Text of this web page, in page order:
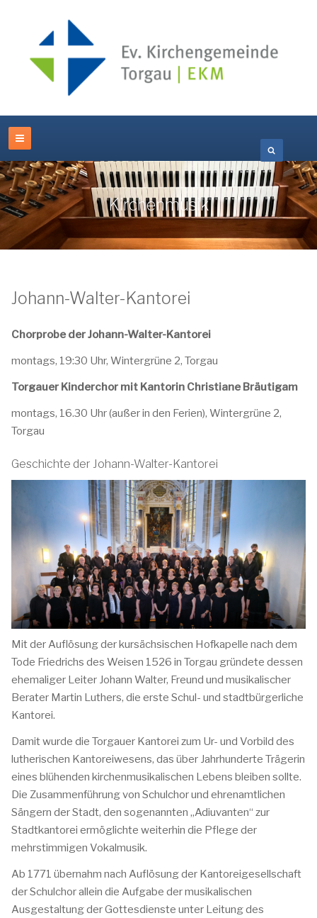
Kirchenmusik
Johann-Walter-Kantorei
Chorprobe der Johann-Walter-Kantorei
montags, 19:30 Uhr, Wintergrüne 2, Torgau
Torgauer Kinderchor mit Kantorin Christiane Bräutigam
montags, 16.30 Uhr (außer in den Ferien), Wintergrüne 2,
Torgau
Geschichte der Johann-Walter-Kantorei
Mit der Auflösung der kursächsischen Hofkapelle nach dem
Tode Friedrichs des Weisen 1526 in Torgau gründete dessen
ehemaliger Leiter Johann Walter, Freund und musikalischer
Berater Martin Luthers, die erste Schul- und stadtbürgerliche
Kantorei.
Damit wurde die Torgauer Kantorei zum Ur- und Vorbild des
lutherischen Kantoreiwesens, das über Jahrhunderte Trägerin
eines blühenden kirchenmusikalischen Lebens bleiben sollte.
Die Zusammenführung von Schulchor und ehrenamtlichen
Sängern der Stadt, den sogenannten „Adiuvanten“ zur
Stadtkantorei ermöglichte weiterhin die Pflege der
mehrstimmigen Vokalmusik.
Ab 1771 übernahm nach Auflösung der Kantoreigesellschaft
der Schulchor allein die Aufgabe der musikalischen
Ausgestaltung der Gottesdienste unter Leitung des